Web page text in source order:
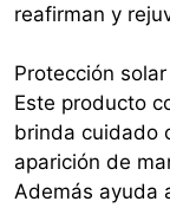
reafirman y
Protección solar
Este producto
brinda cuidado
aparición de
Además ayuda